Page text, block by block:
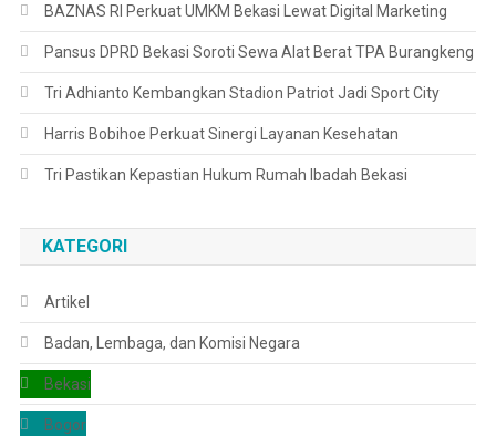
BAZNAS RI Perkuat UMKM Bekasi Lewat Digital Marketing
Pansus DPRD Bekasi Soroti Sewa Alat Berat TPA Burangkeng
Tri Adhianto Kembangkan Stadion Patriot Jadi Sport City
Harris Bobihoe Perkuat Sinergi Layanan Kesehatan
Tri Pastikan Kepastian Hukum Rumah Ibadah Bekasi
KATEGORI
Artikel
Badan, Lembaga, dan Komisi Negara
Bekasi
Bogor